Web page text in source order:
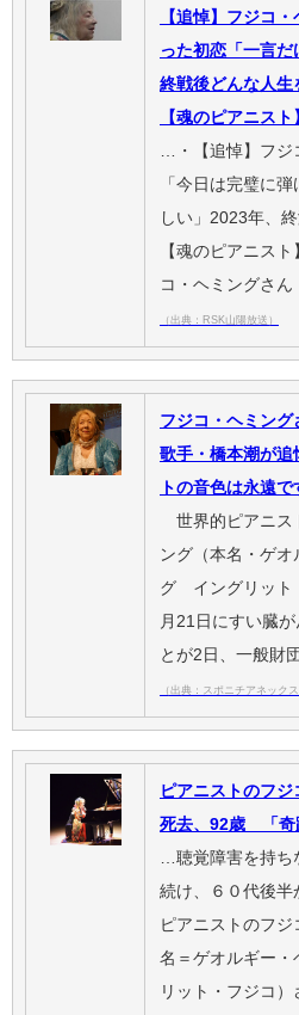
【追悼】フジコ
った初恋「一言
終戦後どんな人生
【魂のピアニスト
…・【追悼】フジ
「今日は完璧に
しい」2023年、
【魂のピアニス
コ・ヘミングさん
（出典：RSK山陽放送）
フジコ・ヘミン
歌手・橋本潮が追
トの音色は永遠
世界的ピアニス
ング（本名・ゲオ
グ イングリット
月21日にすい臓
とが2日、一般財
（出典：スポニチアネックス
ピアニストのフ
死去、92歳 「奇
…聴覚障害を持ち
続け、６０代後半
ピアニストのフ
名＝ゲオルギー・
リット・フジコ）